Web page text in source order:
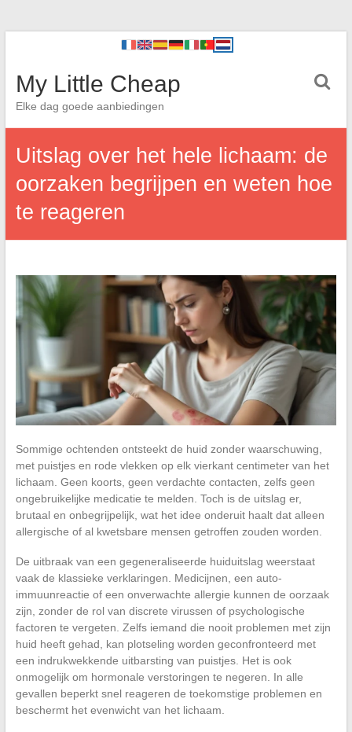
My Little Cheap
Elke dag goede aanbiedingen
Uitslag over het hele lichaam: de
oorzaken begrijpen en weten hoe
te reageren
Sommige ochtenden ontsteekt de huid zonder waarschuwing,
met puistjes en rode vlekken op elk vierkant centimeter van het
lichaam. Geen koorts, geen verdachte contacten, zelfs geen
ongebruikelijke medicatie te melden. Toch is de uitslag er,
brutaal en onbegrijpelijk, wat het idee onderuit haalt dat alleen
allergische of al kwetsbare mensen getroffen zouden worden.
De uitbraak van een gegeneraliseerde huiduitslag weerstaat
vaak de klassieke verklaringen. Medicijnen, een auto-
immuunreactie of een onverwachte allergie kunnen de oorzaak
zijn, zonder de rol van discrete virussen of psychologische
factoren te vergeten. Zelfs iemand die nooit problemen met zijn
huid heeft gehad, kan plotseling worden geconfronteerd met
een indrukwekkende uitbarsting van puistjes. Het is ook
onmogelijk om hormonale verstoringen te negeren. In alle
gevallen beperkt snel reageren de toekomstige problemen en
beschermt het evenwicht van het lichaam.